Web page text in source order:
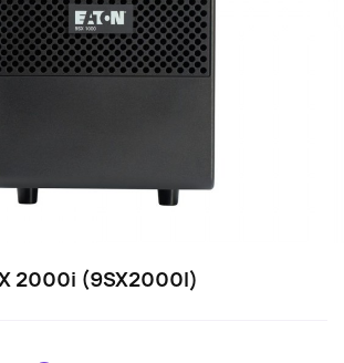
2000i (9SX2000I)